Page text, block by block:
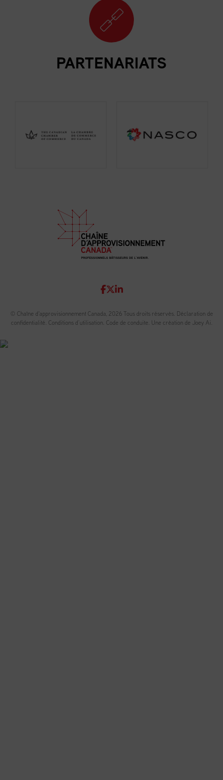
PARTENARIATS
© Chaîne d'approvisionnement Canada, 2026 Tous droits réservés. Déclaration de
confidentialité. Conditions d’utilisation. Code de conduite. Une création de Joey Ai.